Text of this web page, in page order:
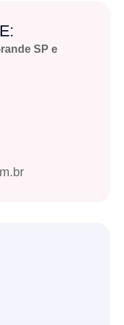
SP e